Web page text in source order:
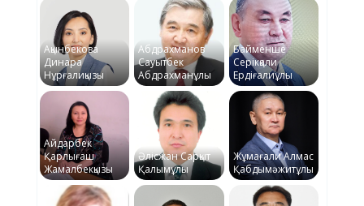
Ақынбекова
Динара
Нұрғалиқызы
Абдрахманов
Сауытбек
Абдрахманұлы
Байменше
Серікқали
Ердіғалиұлы
Айдарбек
Қарлығаш
Жамалбекқызы
Әлісжан Сарқыт
Қалымұлы
Жұмағали Алмас
Қабдымәжитұлы